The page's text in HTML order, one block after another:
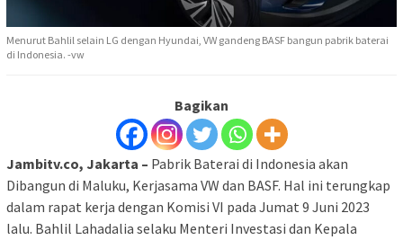
Menurut Bahlil selain LG dengan Hyundai, VW gandeng BASF bangun pabrik baterai
di Indonesia. -vw
Bagikan
Jambitv.co, Jakarta – Pabrik Baterai di Indonesia akan
Dibangun di Maluku, Kerjasama VW dan BASF. Hal ini terungkap
dalam rapat kerja dengan Komisi VI pada Jumat 9 Juni 2023
lalu. Bahlil Lahadalia selaku Menteri Investasi dan Kepala